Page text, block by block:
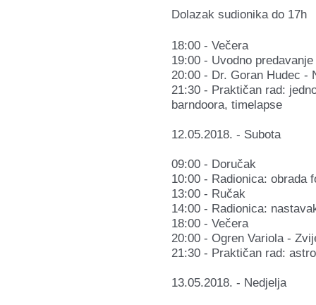
Dolazak sudionika do 17h
18:00 - Večera
19:00 - Uvodno predavanje
20:00 - Dr. Goran Hudec -
21:30 - Praktičan rad:
barndoora, timelapse
12.05.2018. - Subota
09:00 - Doručak
10:00 - Radionica: obrada
13:00 - Ručak
14:00 - Radionica:
18:00 - Večera
20:00 - Ogren Variola -
21:30 - Praktičan rad:
13.05.2018. - Nedjelja